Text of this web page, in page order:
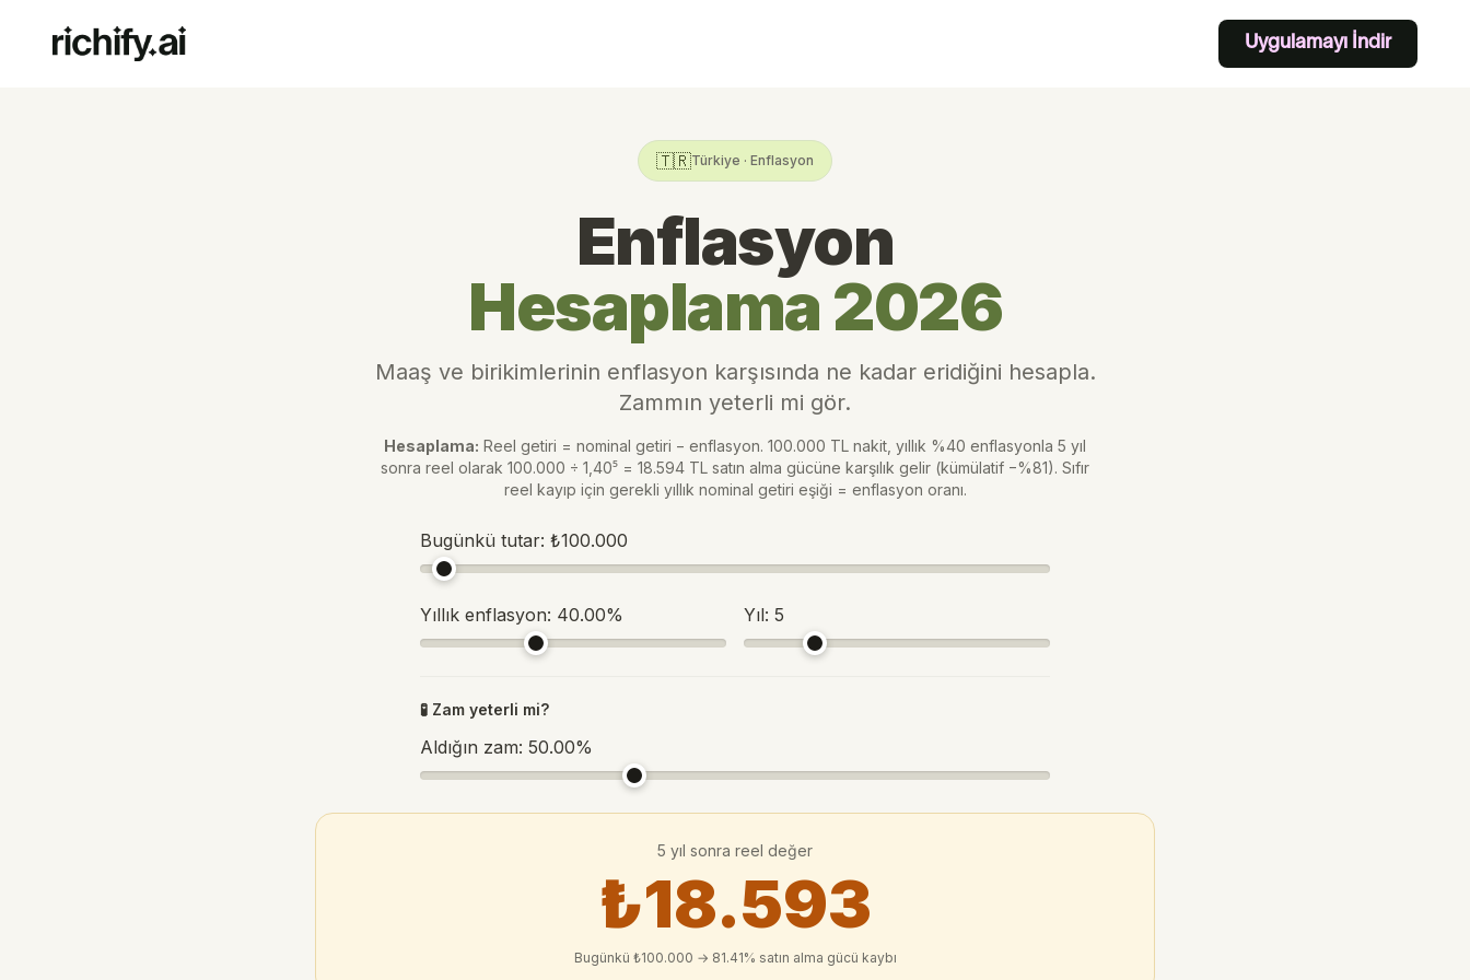
Uygulamayı İndir
🇹🇷Türkiye · Enflasyon
Enflasyon
Hesaplama 2026
Maaş ve birikimlerinin enflasyon karşısında ne kadar eridiğini hesapla.
Zammın yeterli mi gör.
Hesaplama: Reel getiri = nominal getiri − enflasyon. 100.000 TL nakit, yıllık %40 enflasyonla 5 yıl
sonra reel olarak 100.000 ÷ 1,40⁵ = 18.594 TL satın alma gücüne karşılık gelir (kümülatif −%81). Sıfır
reel kayıp için gerekli yıllık nominal getiri eşiği = enflasyon oranı.
Bugünkü tutar: ₺100.000
Yıllık enflasyon: 40.00% Yıl: 5
🧪 Zam yeterli mi?
Aldığın zam: 50.00%
5 yıl sonra reel değer
₺18.593
Bugünkü ₺100.000 → 81.41% satın alma gücü kaybı